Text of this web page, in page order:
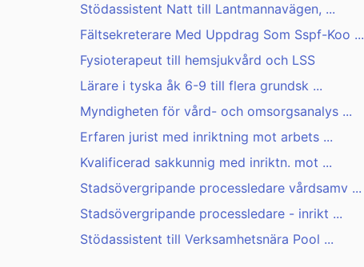
Stödassistent Natt till Lantmannavägen, ...
Fältsekreterare Med Uppdrag Som Sspf-Koo ...
Fysioterapeut till hemsjukvård och LSS
Lärare i tyska åk 6-9 till flera grundsk ...
Myndigheten för vård- och omsorgsanalys ...
Erfaren jurist med inriktning mot arbets ...
Kvalificerad sakkunnig med inriktn. mot ...
Stadsövergripande processledare vårdsamv ...
Stadsövergripande processledare - inrikt ...
Stödassistent till Verksamhetsnära Pool ...